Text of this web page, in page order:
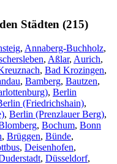
Städten (215)
, Annaberg-Buchholz,
, Aßlar, Aurich,
, Bad Krozingen,
, Bamberg, Bautzen,
, Berlin
(Friedrichshain),
, Berlin (Prenzlauer Berg),
, Bochum, Bonn
, Brüggen, Bünde,
, Deisenhofen,
, Düsseldorf,